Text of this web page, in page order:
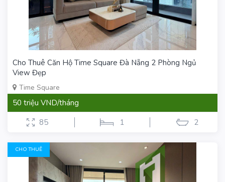
Cho Thuê Căn Hộ Time Square Đà Nẵng 2 Phòng Ngủ
View Đẹp
Time Square
50 triệu VND/tháng
85
1 2
CHO THUÊ